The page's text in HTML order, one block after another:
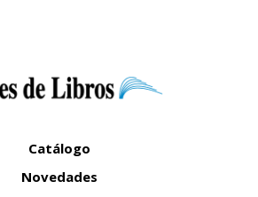
Catálogo
Novedades